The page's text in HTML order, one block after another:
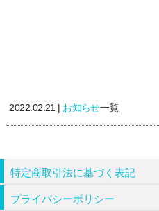
以
2022.02.21 | お知らせ一覧
特定商取引法に基づく表記
プライバシーポリシー